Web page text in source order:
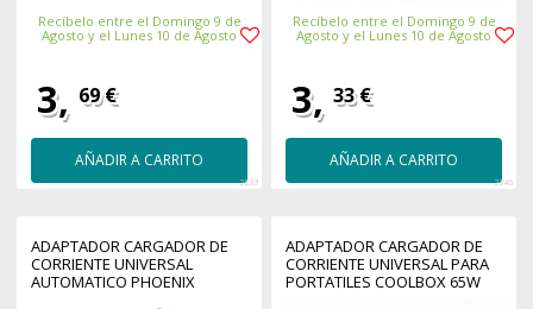
Recíbelo entre el Domingo 9 de
Agosto y el Lunes 10 de Agosto
3, 69 €
AÑADIR A CARRITO
2233
Recíbelo entre el Domingo 9 de
Agosto y el Lunes 10 de Agosto
3, 33 €
AÑADIR A CARRITO
2346
ADAPTADOR CARGADOR DE
CORRIENTE UNIVERSAL
AUTOMATICO PHOENIX
ADAPTADOR CARGADOR DE
CORRIENTE UNIVERSAL PARA
PORTATILES COOLBOX 65W